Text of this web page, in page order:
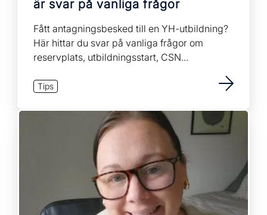
är svar på vanliga frågor
Fått antagningsbesked till en YH-utbildning?
Här hittar du svar på vanliga frågor om
reservplats, utbildningsstart, CSN...
Tips